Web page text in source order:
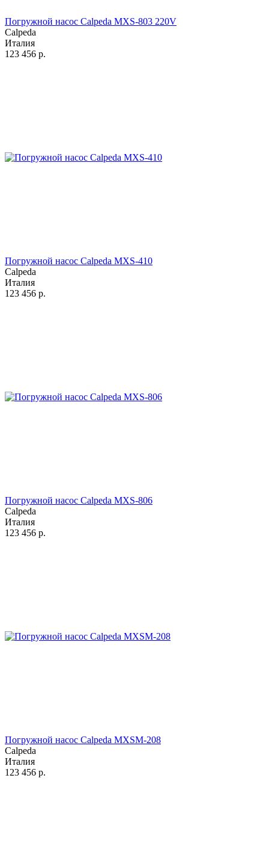
Погружной насос Calpeda MXS-803 220V
Calpeda
Италия
123 456 р.
Погружной насос Calpeda MXS-410
Calpeda
Италия
123 456 р.
Погружной насос Calpeda MXS-806
Calpeda
Италия
123 456 р.
Погружной насос Calpeda MXSM-208
Calpeda
Италия
123 456 р.